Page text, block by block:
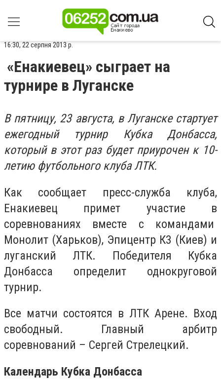
16:30, 22 серпня 2013 р.
«Енакиевец» сыграет на
турнире в Луганске
В пятницу, 23 августа, в Луганске стартует
ежегодный турнир Кубка Донбасса,
который в этот раз будет приурочен к 10-
летию футбольного клуба ЛТК.
Как сообщает пресс-служба клуба,
Енакиевец примет участие в
соревнованиях вместе с командами
Монолит (Харьков), Эпицентр К3 (Киев) и
луганский ЛТК. Победителя Кубка
Донбасса определит однокруговой
турнир.
Все матчи состоятся в ЛТК Арене. Вход
свободный. Главный арбитр
соревнований – Сергей Стрелецкий.
Календарь Кубка Донбасса